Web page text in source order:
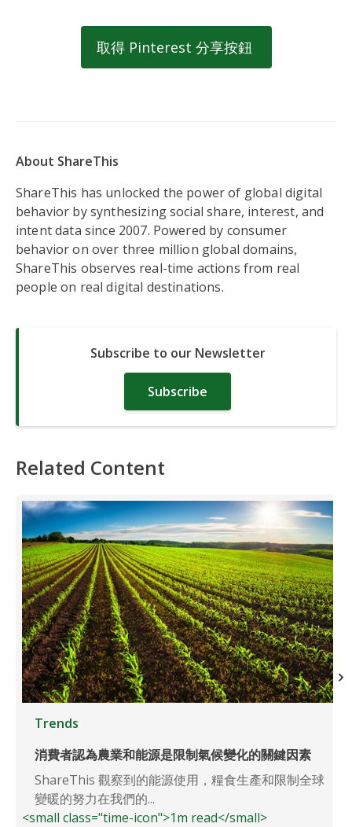
取得 Pinterest 分享按鈕
About ShareThis
ShareThis has unlocked the power of global digital
behavior by synthesizing social share, interest, and
intent data since 2007. Powered by consumer
behavior on over three million global domains,
ShareThis observes real-time actions from real
people on real digital destinations.
Subscribe to our Newsletter
Subscribe
Related Content
Trends
消費者認為農業和能源是限制氣候變化的關鍵因素
ShareThis 觀察到的能源使用，糧食生產和限制全球
變暖的努力在我們的...
<small class="time-icon">1m read</small>